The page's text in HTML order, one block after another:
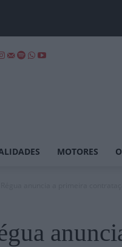
MOTORES